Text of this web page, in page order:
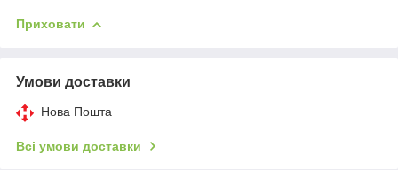
Приховати
Умови доставки
Нова Пошта
Всі умови доставки